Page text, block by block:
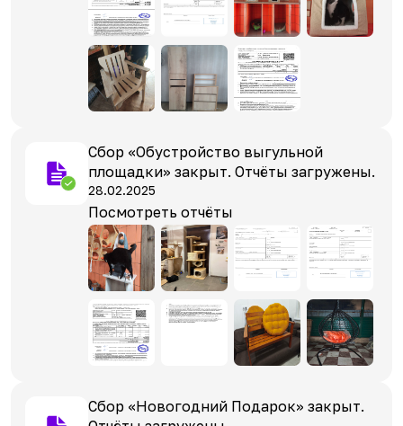
Сбор «Обустройство выгульной
площадки» закрыт. Отчёты загружены.
28.02.2025
Посмотреть отчёты
Сбор «Новогодний Подарок» закрыт.